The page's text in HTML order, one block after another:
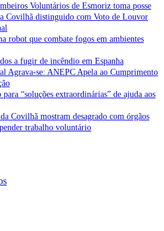
Voluntários de Esmoriz toma posse
Covilhã distinguido com Voto de Louvor
robot que combate fogos em ambientes
a fugir de incêndio em Espanha
Agrava-se: ANEPC Apela ao Cumprimento
“soluções extraordinárias” de ajuda aos
Covilhã mostram desagrado com órgãos
trabalho voluntário